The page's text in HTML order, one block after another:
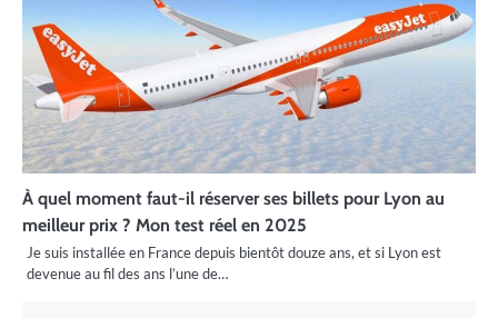
À quel moment faut-il réserver ses billets pour Lyon au
meilleur prix ? Mon test réel en 2025
Je suis installée en France depuis bientôt douze ans, et si Lyon est
devenue au fil des ans l’une de…